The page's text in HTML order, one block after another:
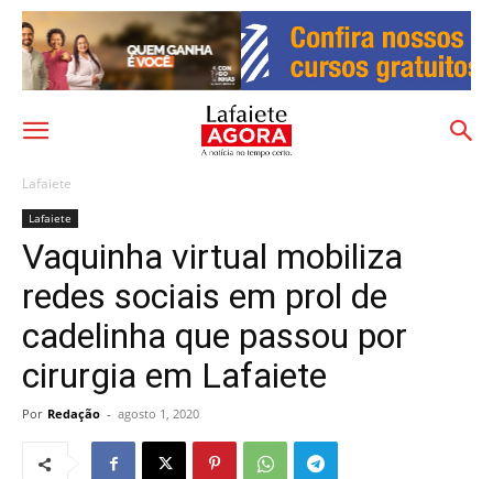
Lafaiete
Lafaiete
Vaquinha virtual mobiliza
redes sociais em prol de
cadelinha que passou por
cirurgia em Lafaiete
Por Redação - agosto 1, 2020